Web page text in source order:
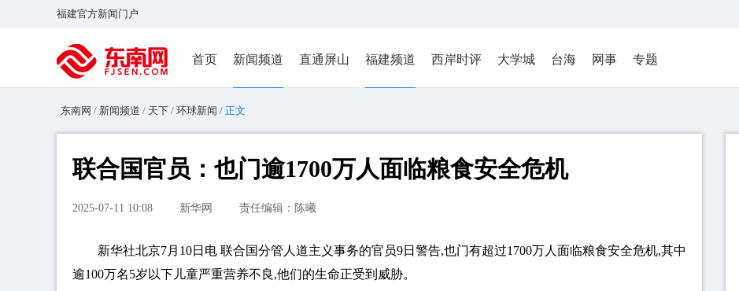
福建官方新闻门户
首页 新闻频道 直通屏山 福建频道 西岸时评 大学城 台海 网事 专题
东南网 / 新闻频道 / 天下 / 环球新闻 / 正文
联合国官员：也门逾1700万人面临粮食安全危机
2025-07-11 10:08 新华网 责任编辑：陈曦
新华社北京7月10日电 联合国分管人道主义事务的官员9日警告,也门有超过1700万人面临粮食安全危机,其中
逾100万名5岁以下儿童严重营养不良,他们的生命正受到威胁。